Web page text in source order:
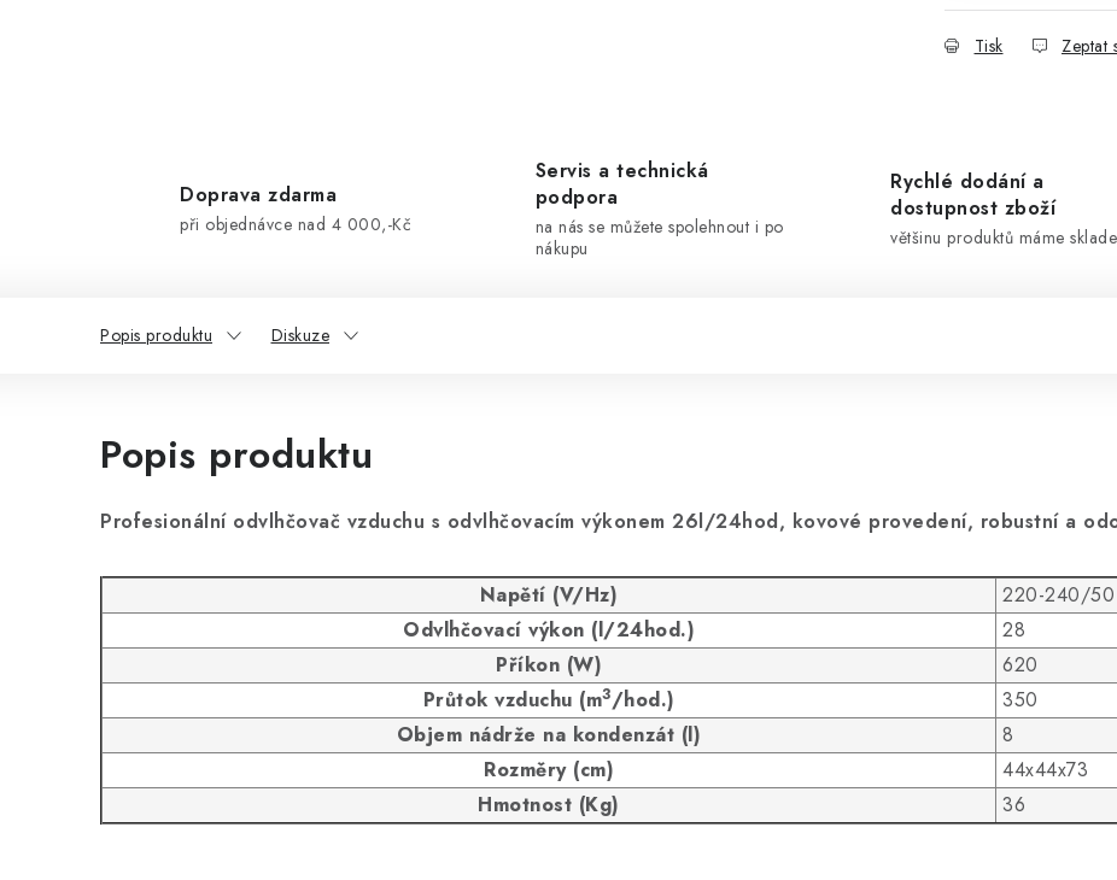
Tisk Zeptat
Doprava zdarma
při objednávce nad 4 000,-Kč
Servis a technická
podpora
na nás se můžete spolehnout i po
nákupu
Rychlé dodání a
dostupnost zboží
většinu produktů máme
Popis produktu Diskuze
Popis produktu
Profesionální odvlhčovač vzduchu s odvlhčovacím výkonem 26l/24hod, kovové provedení, robustní a
Napětí (V/Hz)
220-240/50
Odvlhčovací výkon (l/24hod.)
28
Příkon (W)
620
Průtok vzduchu (m3/hod.)
350
Objem nádrže na kondenzát (l)
8
Rozměry (cm)
44x44x73
Hmotnost (Kg)
36